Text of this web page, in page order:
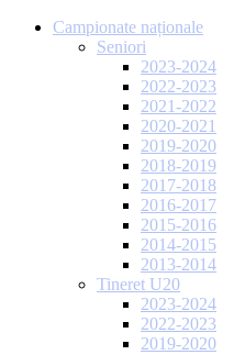
Campionate naționale
Seniori
2023-2024
2022-2023
2021-2022
2020-2021
2019-2020
2018-2019
2017-2018
2016-2017
2015-2016
2014-2015
2013-2014
Tineret U20
2023-2024
2022-2023
2019-2020